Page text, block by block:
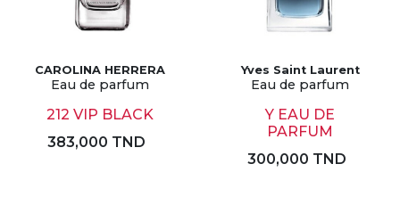
CAROLINA HERRERA
Eau de parfum
212 VIP BLACK
383,000 TND
Yves Saint Laurent
Eau de parfum
Y EAU DE
PARFUM
300,000 TND